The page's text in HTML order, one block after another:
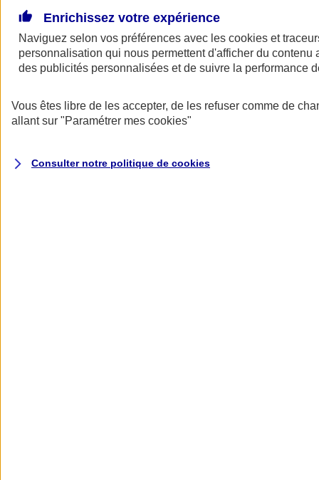
AXA Assurance
Enrichissez votre expérience
Naviguez selon vos préférences avec les cookies et
personnalisation qui nous permettent d'afficher du contenu
des publicités personnalisées et de suivre la performance
Vous êtes libre de les accepter, de les refuser comme de
allant sur "Paramétrer mes cookies"
Consulter notre politique de cookies